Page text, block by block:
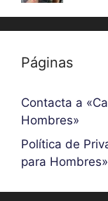
Páginas
Contacta a
Hombres»
Política de
para Hombres»